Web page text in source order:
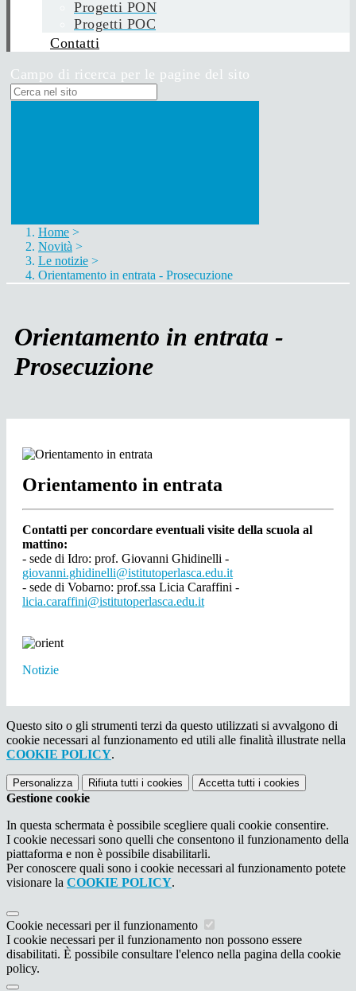
Progetti PON
Progetti POC
Contatti
Campo di ricerca per le pagine del sito
Home >
Novità >
Le notizie >
Orientamento in entrata - Prosecuzione
Orientamento in entrata -
Prosecuzione
Orientamento in entrata
Contatti per concordare eventuali visite della scuola al
mattino:
- sede di Idro: prof. Giovanni Ghidinelli -
giovanni.ghidinelli@istitutoperlasca.edu.it
- sede di Vobarno: prof.ssa Licia Caraffini -
licia.caraffini@istitutoperlasca.edu.it
Notizie
Questo sito o gli strumenti terzi da questo utilizzati si avvalgono di
cookie necessari al funzionamento ed utili alle finalità illustrate nella
COOKIE POLICY.
Personalizza Rifiuta tutti i cookies Accetta tutti i cookies
Gestione cookie
In questa schermata è possibile scegliere quali cookie consentire.
I cookie necessari sono quelli che consentono il funzionamento della
piattaforma e non è possibile disabilitarli.
Per conoscere quali sono i cookie necessari al funzionamento potete
visionare la COOKIE POLICY.
Cookie necessari per il funzionamento
I cookie necessari per il funzionamento non possono essere
disabilitati. È possibile consultare l'elenco nella pagina della cookie
policy.